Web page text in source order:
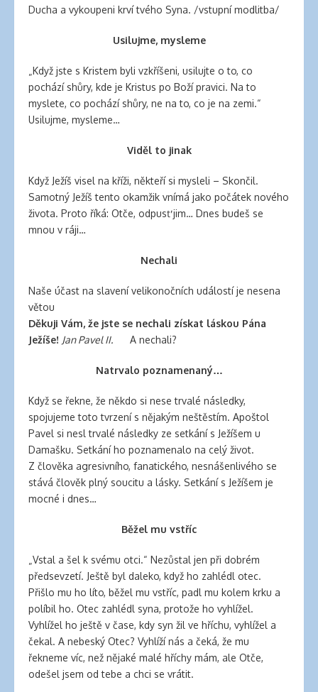
Ducha a vykoupeni krví tvého Syna. /vstupní modlitba/
Usilujme, mysleme
„Když jste s Kristem byli vzkříšeni, usilujte o to, co
pochází shůry, kde je Kristus po Boží pravici. Na to
myslete, co pochází shůry, ne na to, co je na zemi.“
Usilujme, mysleme…
Viděl to jinak
Když Ježíš visel na kříži, někteří si mysleli – Skončil.
Samotný Ježíš tento okamžik vnímá jako počátek nového
života. Proto říká: Otče, odpusť jim… Dnes budeš se
mnou v ráji…
Nechali
Naše účast na slavení velikonočních událostí je nesena
větou
Děkuji Vám, že jste se nechali získat láskou Pána
Ježíše! Jan Pavel II. A nechali?
Natrvalo poznamenaný…
Když se řekne, že někdo si nese trvalé následky,
spojujeme toto tvrzení s nějakým neštěstím. Apoštol
Pavel si nesl trvalé následky ze setkání s Ježíšem u
Damašku. Setkání ho poznamenalo na celý život.
Z člověka agresivního, fanatického, nesnášenlivého se
stává člověk plný soucitu a lásky. Setkání s Ježíšem je
mocné i dnes…
Běžel mu vstříc
„Vstal a šel k svému otci.“ Nezůstal jen při dobrém
předsevzetí. Ještě byl daleko, když ho zahlédl otec.
Přišlo mu ho líto, běžel mu vstříc, padl mu kolem krku a
políbil ho. Otec zahlédl syna, protože ho vyhlížel.
Vyhlížel ho ještě v čase, kdy syn žil ve hříchu, vyhlížel a
čekal. A nebeský Otec? Vyhlíží nás a čeká, že mu
řekneme víc, než nějaké malé hříchy mám, ale Otče,
odešel jsem od tebe a chci se vrátit.